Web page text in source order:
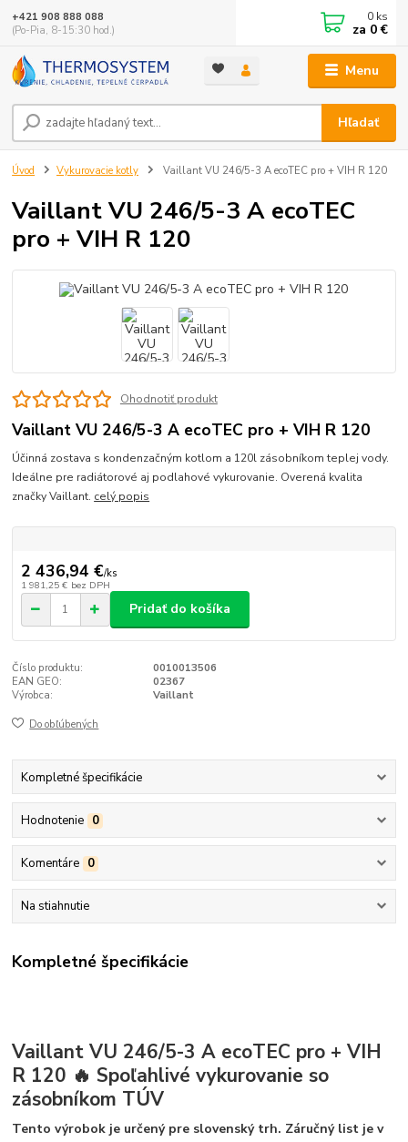
Menu
Hľadať
+421 908 888 088
(Po-Pia, 8-15:30 hod.)
0 ks
za 0 €
Úvod Vykurovacie kotly Vaillant VU 246/5-3 A ecoTEC pro + VIH R 120
Vaillant VU 246/5-3 A ecoTEC
pro + VIH R 120
Ohodnotiť produkt
Vaillant VU 246/5-3 A ecoTEC pro + VIH R 120
Účinná zostava s kondenzačným kotlom a 120l zásobníkom teplej vody.
Ideálne pre radiátorové aj podlahové vykurovanie. Overená kvalita
značky Vaillant. celý popis
2 436,94 €/ks
1 981,25 € bez DPH
Pridať do košíka
Číslo produktu:
0010013506
EAN GEO:
02367
Výrobca:
Vaillant
Do obľúbených
Kompletné špecifikácie
Hodnotenie 0
Komentáre 0
Na stiahnutie
Kompletné špecifikácie
Vaillant VU 246/5-3 A ecoTEC pro + VIH
R 120 🔥 Spoľahlivé vykurovanie so
zásobníkom TÚV
Tento výrobok je určený pre slovenský trh. Záručný list je v